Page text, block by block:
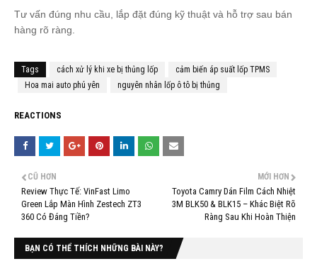
Tư vấn đúng nhu cầu, lắp đặt đúng kỹ thuật và hỗ trợ sau bán
hàng rõ ràng.
Tags cách xử lý khi xe bị thủng lốp
cảm biến áp suất lốp TPMS
Hoa mai auto phú yên
nguyên nhân lốp ô tô bị thủng
REACTIONS
MỚI HƠN
Toyota Camry Dán Film Cách Nhiệt
3M BLK50 & BLK15 – Khác Biệt Rõ
Ràng Sau Khi Hoàn Thiện
CŨ HƠN
Review Thực Tế: VinFast Limo
Green Lắp Màn Hình Zestech ZT3
360 Có Đáng Tiền?
BẠN CÓ THỂ THÍCH NHỮNG BÀI NÀY?